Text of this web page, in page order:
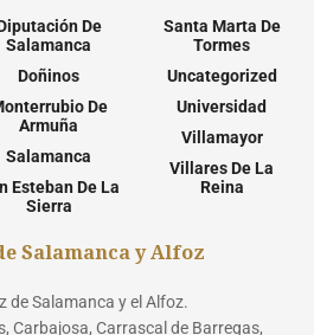
De
Salamanca
Doñinos
De
Armuña
Salamanca
Esteban De La
Sierra
Santa Marta De
Tormes
Uncategorized
Universidad
Villamayor
Villares De La
Reina
Salamanca y Alfoz
de Salamanca y el Alfoz.
Carbajosa, Carrascal de Barregas,